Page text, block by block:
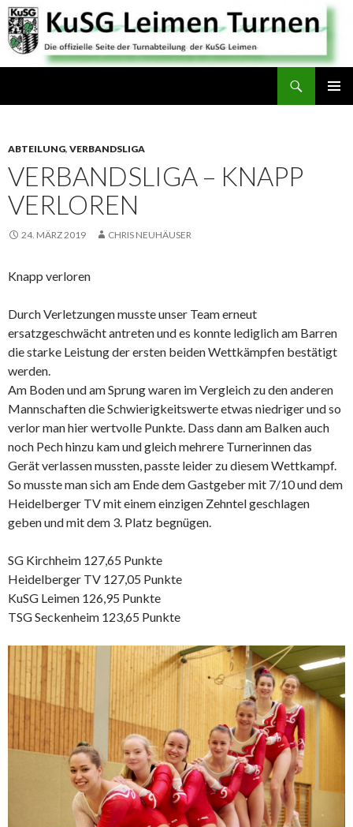
ABTEILUNG, VERBANDSLIGA
VERBANDSLIGA – KNAPP
VERLOREN
24. MÄRZ 2019 CHRIS NEUHÄUSER
Knapp verloren
Durch Verletzungen musste unser Team erneut
ersatzgeschwächt antreten und es konnte lediglich am Barren
die starke Leistung der ersten beiden Wettkämpfen bestätigt
werden.
Am Boden und am Sprung waren im Vergleich zu den anderen
Mannschaften die Schwierigkeitswerte etwas niedriger und so
verlor man hier wertvolle Punkte. Dass dann am Balken auch
noch Pech hinzu kam und gleich mehrere Turnerinnen das
Gerät verlassen mussten, passte leider zu diesem Wettkampf.
So musste man sich am Ende dem Gastgeber mit 7/10 und dem
Heidelberger TV mit einem einzigen Zehntel geschlagen
geben und mit dem 3. Platz begnügen.
SG Kirchheim 127,65 Punkte
Heidelberger TV 127,05 Punkte
KuSG Leimen 126,95 Punkte
TSG Seckenheim 123,65 Punkte